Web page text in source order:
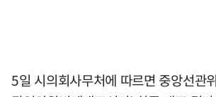
5일 시의회사무처에 따르면 중앙선관